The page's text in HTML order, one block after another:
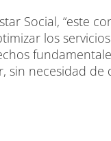
Social, “este
los
necesidad de